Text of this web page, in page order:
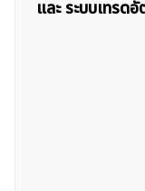
ค้นหา
และ ระบบเทร